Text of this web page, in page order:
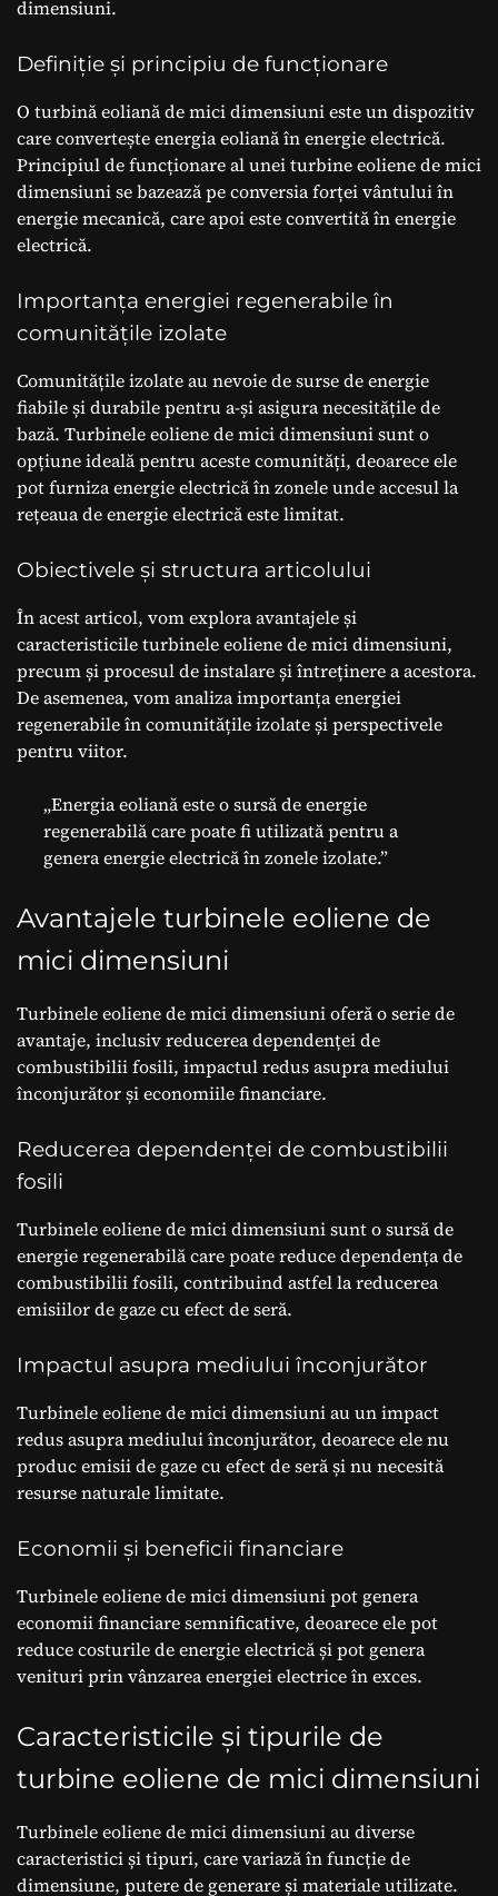
dimensiuni.
Definiție și principiu de funcționare
O turbină eoliană de mici dimensiuni este un dispozitiv
care convertește energia eoliană în energie electrică.
Principiul de funcționare al unei turbine eoliene de mici
dimensiuni se bazează pe conversia forței vântului în
energie mecanică, care apoi este convertită în energie
electrică.
Importanța energiei regenerabile în
comunitățile izolate
Comunitățile izolate au nevoie de surse de energie
fiabile și durabile pentru a-și asigura necesitățile de
bază. Turbinele eoliene de mici dimensiuni sunt o
opțiune ideală pentru aceste comunități, deoarece ele
pot furniza energie electrică în zonele unde accesul la
rețeaua de energie electrică este limitat.
Obiectivele și structura articolului
În acest articol, vom explora avantajele și
caracteristicile turbinele eoliene de mici dimensiuni,
precum și procesul de instalare și întreținere a acestora.
De asemenea, vom analiza importanța energiei
regenerabile în comunitățile izolate și perspectivele
pentru viitor.
„Energia eoliană este o sursă de energie
regenerabilă care poate fi utilizată pentru a
genera energie electrică în zonele izolate.”
Avantajele turbinele eoliene de
mici dimensiuni
Turbinele eoliene de mici dimensiuni oferă o serie de
avantaje, inclusiv reducerea dependenței de
combustibilii fosili, impactul redus asupra mediului
înconjurător și economiile financiare.
Reducerea dependenței de combustibilii
fosili
Turbinele eoliene de mici dimensiuni sunt o sursă de
energie regenerabilă care poate reduce dependența de
combustibilii fosili, contribuind astfel la reducerea
emisiilor de gaze cu efect de seră.
Impactul asupra mediului înconjurător
Turbinele eoliene de mici dimensiuni au un impact
redus asupra mediului înconjurător, deoarece ele nu
produc emisii de gaze cu efect de seră și nu necesită
resurse naturale limitate.
Economii și beneficii financiare
Turbinele eoliene de mici dimensiuni pot genera
economii financiare semnificative, deoarece ele pot
reduce costurile de energie electrică și pot genera
venituri prin vânzarea energiei electrice în exces.
Caracteristicile și tipurile de
turbine eoliene de mici dimensiuni
Turbinele eoliene de mici dimensiuni au diverse
caracteristici și tipuri, care variază în funcție de
dimensiune, putere de generare și materiale utilizate.